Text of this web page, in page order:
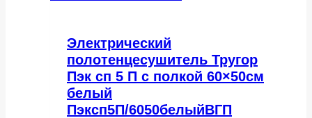
Электрический
полотенцесушитель Тругор
Пэк сп 5 П с полкой 60×50см
белый
Пэксп5П/6050белыйВГП